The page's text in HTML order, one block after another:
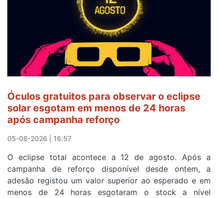
Óculos gratuitos para observar o eclipse
solar esgotam em menos de 24 horas
após campanha reforço
05-08-2026 | 16:57
O eclipse total acontece a 12 de agosto. Após a
campanha de reforço disponível desde ontem, a
adesão registou um valor superior ao esperado e em
menos de 24 horas esgotaram o stock a nível